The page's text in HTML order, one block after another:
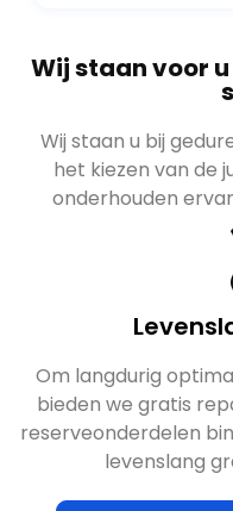
Wij staan voor
Wij staan u bij
het kiezen van de
onderhouden
Om langdurig
bieden we gratis
reserveonderdelen
levenslang